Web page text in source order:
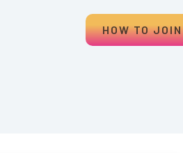
HOW TO JOIN